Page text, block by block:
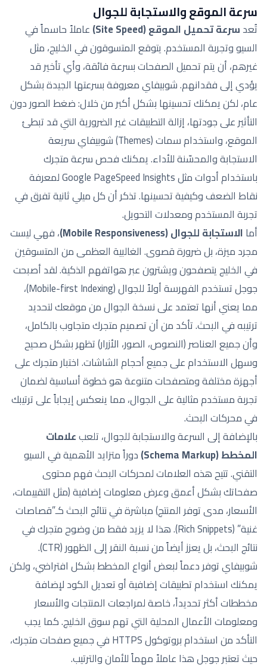
سرعة الموقع والاستجابة للجوال
تُعد سرعة تحميل الموقع (Site Speed)
عاملاً حاسماً في
السيو وتجربة المستخدم. يتوقع المتسوقون في الخليج، مثل
غيرهم، أن يتم تحميل الصفحات بسرعة فائقة، وأي تأخير قد
يؤدي إلى فقدانهم. شوبيفاي معروفة بسرعتها الجيدة بشكل
عام، لكن يمكنك تحسينها بشكل أكبر من خلال: ضغط الصور دون
التأثير على جودتها، إزالة التطبيقات غير الضرورية التي قد تبطئ
الموقع، واستخدام سمات (Themes) شوبيفاي سريعة
الاستجابة والمحسّنة للأداء. يمكنك فحص سرعة متجرك
باستخدام أدوات مثل Google PageSpeed Insights لمعرفة
نقاط الضعف وكيفية تحسينها. تذكر أن كل ميلي ثانية تفرق في
تجربة المستخدم ومعدلات التحويل.
أما الاستجابة للجوال (Mobile Responsiveness)
، فهي ليست
مجرد ميزة، بل ضرورة قصوى. الغالبية العظمى من المتسوقين
في الخليج يتصفحون ويشترون عبر هواتفهم الذكية. لقد أصبحت
جوجل تستخدم الفهرسة أولاً للجوال (Mobile-first Indexing)،
مما يعني أنها تعتمد على نسخة الجوال من موقعك لتحديد
ترتيبه في البحث. تأكد من أن تصميم متجرك متجاوب بالكامل،
وأن جميع العناصر (النصوص، الصور، الأزرار) تظهر بشكل صحيح
وسهل الاستخدام على جميع أحجام الشاشات. اختبار متجرك على
أجهزة مختلفة ومتصفحات متنوعة هو خطوة أساسية لضمان
تجربة مستخدم مثالية على الجوال، مما ينعكس إيجاباً على ترتيبك
في محركات البحث.
بالإضافة إلى السرعة والاستجابة للجوال، تلعبعلامات
المخطط (Schema Markup)
دوراً متزايد الأهمية في السيو
التقني. تتيح هذه العلامات لمحركات البحث فهم محتوى
صفحاتك بشكل أعمق وعرض معلومات إضافية (مثل التقييمات،
الأسعار، مدى توفر المنتج) مباشرة في نتائج البحث كـ”قصاصات
غنية” (Rich Snippets). هذا لا يزيد فقط من وضوح متجرك في
نتائج البحث، بل يعزز أيضاً من نسبة النقر إلى الظهور (CTR).
شوبيفاي توفر دعماً لبعض أنواع المخطط بشكل افتراضي، ولكن
يمكنك استخدام تطبيقات إضافية أو تعديل الكود لإضافة
مخططات أكثر تحديداً، خاصة لمراجعات المنتجات والأسعار
ومعلومات الأعمال المحلية التي تهم سوق الخليج. كما يجب
التأكد من استخدام بروتوكول HTTPS في جميع صفحات متجرك،
حيث تعتبر جوجل هذا عاملاً مهماً للأمان والترتيب.